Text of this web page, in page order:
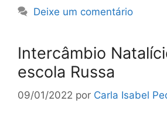
Deixe um comentário
Intercâmbio
escola Russa
09/01/2022 por Carla Isabel